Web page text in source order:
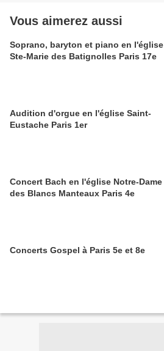
Vous aimerez aussi
Soprano, baryton et piano en l'église
Ste-Marie des Batignolles Paris 17e
Audition d'orgue en l'église Saint-
Eustache Paris 1er
Concert Bach en l'église Notre-Dame
des Blancs Manteaux Paris 4e
Concerts Gospel à Paris 5e et 8e